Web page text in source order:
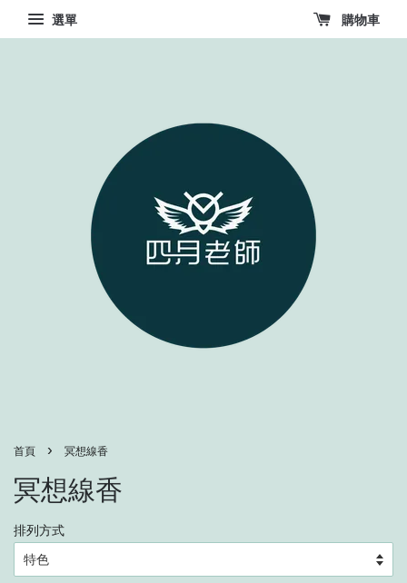
選單 購物車
首頁 › 冥想線香
冥想線香
排列方式